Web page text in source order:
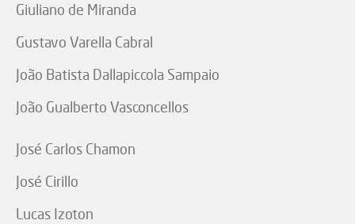
Giuliano de Miranda
Gustavo Varella Cabral
João Batista Dallapiccola Sampaio
João Gualberto Vasconcellos
José Carlos Chamon
José Cirillo
Lucas Izoton